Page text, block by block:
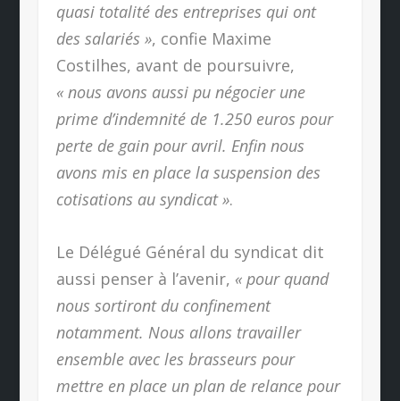
quasi totalité des entreprises qui ont
des salariés », confie Maxime
Costilhes, avant de poursuivre,
« nous avons aussi pu négocier une
prime d’indemnité de 1.250 euros pour
perte de gain pour avril. Enfin nous
avons mis en place la suspension des
cotisations au syndicat ».
Le Délégué Général du syndicat dit
aussi penser à l’avenir, « pour quand
nous sortiront du confinement
notamment. Nous allons travailler
ensemble avec les brasseurs pour
mettre en place un plan de relance pour